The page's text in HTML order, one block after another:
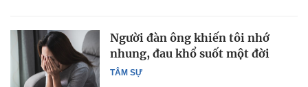
TÂM SỰ
Người đàn ông khiến tôi nhớ
nhung, đau khổ suốt một đời